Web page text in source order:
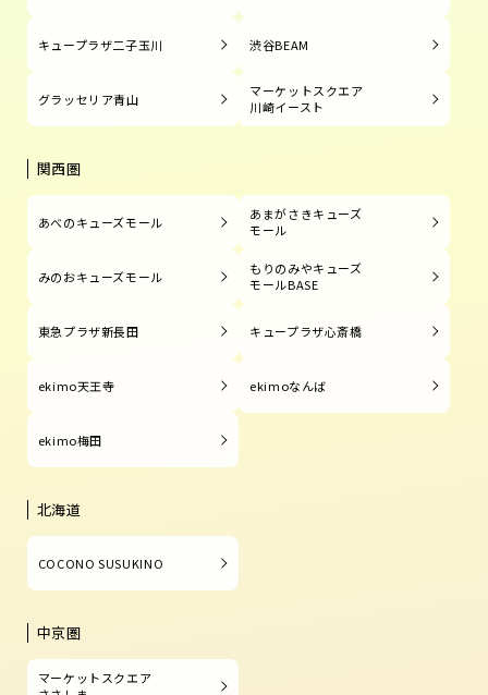
キュープラザ二子玉川 渋谷BEAM
グラッセリア青山
マーケットスクエア
川崎イースト
関西圏
あべのキューズモール
あまがさきキューズ
モール
みのおキューズモール
もりのみやキューズ
モールBASE
東急プラザ新長田 キュープラザ心斎橋
ekimo天王寺 ekimoなんば
ekimo梅田
北海道
COCONO SUSUKINO
中京圏
マーケットスクエア